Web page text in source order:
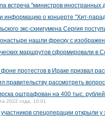
встреча "министров
информацию о концерте "Хит-
экс-схиигумена Сергия
нашли фреску с
маршрутов сформировали в
протестов в Ираке призвал
правительству рассмотреть
оштрафован на 400 тыс.
2022 года, 10:01
участников спецоперации открыли